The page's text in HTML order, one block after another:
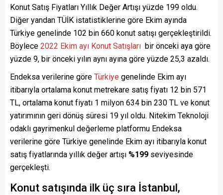
Konut Satış Fiyatları Yıllık Değer Artışı yüzde 199 oldu.
Diğer yandan TÜİK istatistiklerine göre Ekim ayında
Türkiye genelinde 102 bin 660 konut satışı gerçekleştirildi.
Böylece 2022 Ekim ayı Konut Satışları bir önceki aya göre
yüzde 9, bir önceki yılın aynı ayına göre yüzde 25,3 azaldı.
Endeksa verilerine göre Türkiye genelinde Ekim ayı
itibarıyla ortalama konut metrekare satış fiyatı 12 bin 571
TL, ortalama konut fiyatı 1 milyon 634 bin 230 TL ve konut
yatırımının geri dönüş süresi 19 yıl oldu. Nitekim Teknoloji
odaklı gayrimenkul değerleme platformu Endeksa
verilerine göre Türkiye genelinde Ekim ayı itibarıyla konut
satış fiyatlarında yıllık değer artışı %199 seviyesinde
gerçekleşti.
Konut satışında ilk üç sıra İstanbul,